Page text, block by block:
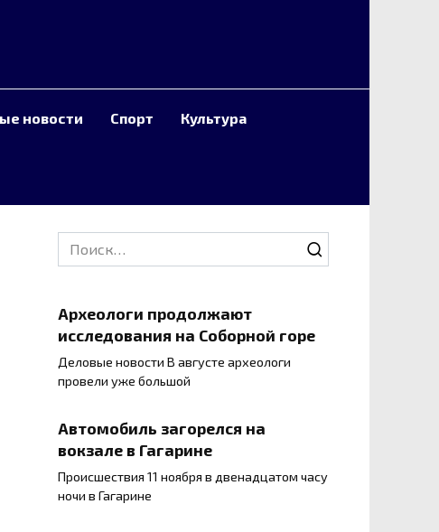
новости Спорт Культура
Search
for:
Археологи продолжают
исследования на Соборной горе
Деловые новости В августе археологи
провели уже большой
Автомобиль загорелся на
вокзале в Гагарине
Происшествия 11 ноября в двенадцатом часу
ночи в Гагарине